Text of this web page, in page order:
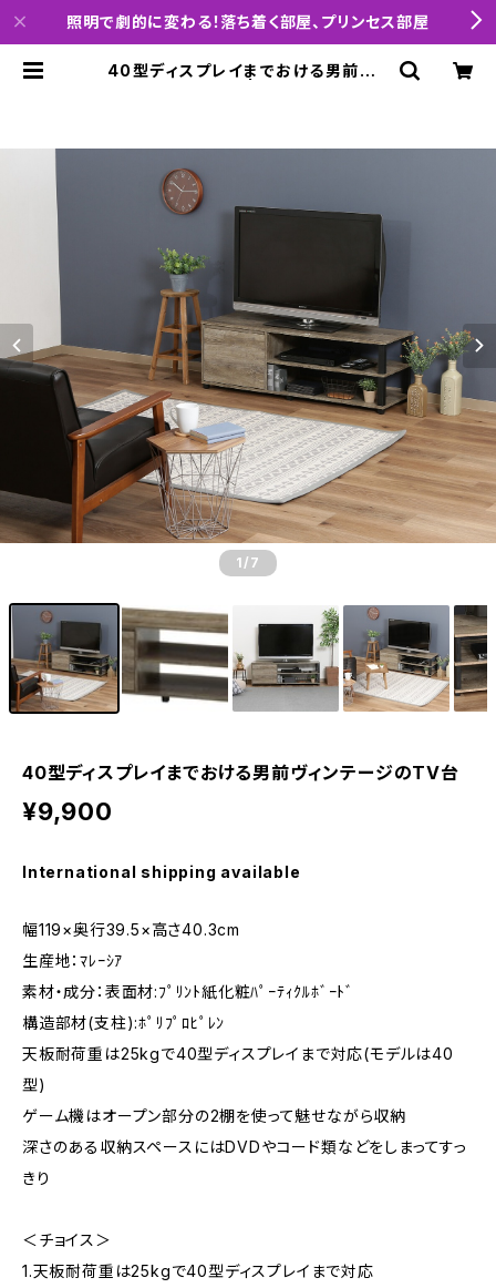
照明で劇的に変わる！落ち着く部屋、プリンセス部屋
40型ディスプレイまでおける男前ヴィ
1 /7
40型ディスプレイまでおける男前ヴィンテージのTV台
¥9,900
International shipping available
幅119×奥行39.5×高さ40.3cm
生産地：ﾏﾚｰｼｱ
素材・成分：表面材:ﾌﾟﾘﾝﾄ紙化粧ﾊﾟｰﾃｨｸﾙﾎﾞｰﾄﾞ
構造部材(支柱):ﾎﾟﾘﾌﾟﾛﾋﾟﾚﾝ
天板耐荷重は25kgで40型ディスプレイまで対応(モデルは40
型)
ゲーム機はオープン部分の2棚を使って魅せながら収納
深さのある収納スペースにはDVDやコード類などをしまってすっ
きり
＜チョイス＞
1.天板耐荷重は25kgで40型ディスプレイまで対応